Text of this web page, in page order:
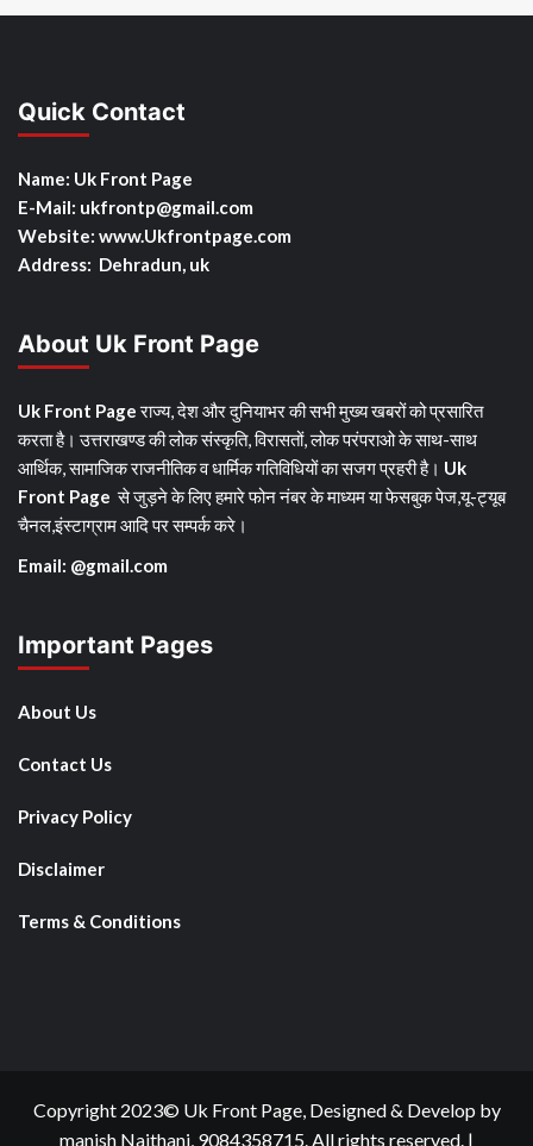
Quick Contact
Name: Uk Front Page
E-Mail: ukfrontp@gmail.com
Website: www.Ukfrontpage.com
Address: Dehradun, uk
About Uk Front Page
Uk Front Pageराज्य, देश और दुनियाभर की सभी मुख्य खबरों को प्रसारित
करता है। उत्तराखण्ड की लोक संस्कृति, विरासतों, लोक परंपराओ के साथ-साथ
आर्थिक, सामाजिक राजनीतिक व धार्मिक गतिविधियों का सजग प्रहरी है। Uk
Front Page से जुड़ने के लिए हमारे फोन नंबर के माध्यम या फेसबुक पेज,यू-ट्यूब
चैनल,इंस्टाग्राम आदि पर सम्पर्क करे।
Email: @gmail.com
Important Pages
About Us
Contact Us
Privacy Policy
Disclaimer
Terms & Conditions
Copyright 2023© Uk Front Page, Designed & Develop by
manish Naithani, 9084358715. All rights reserved. |